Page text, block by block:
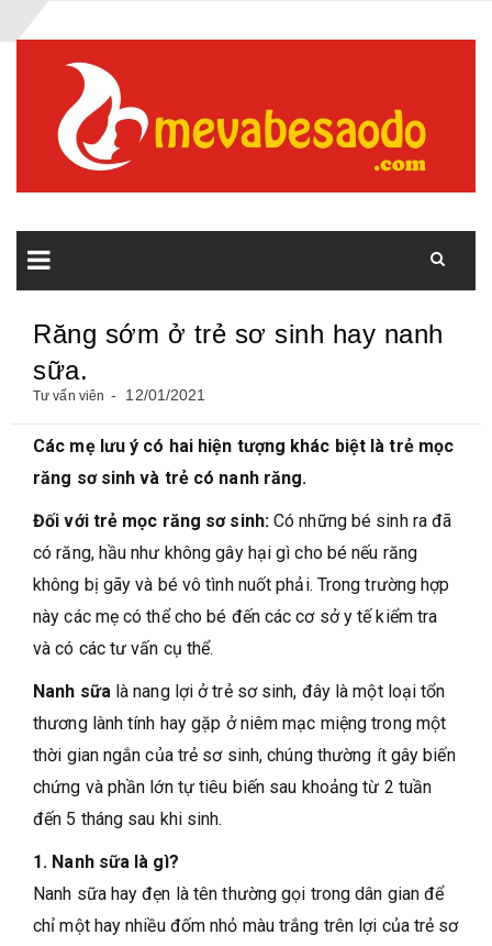
Răng sớm ở trẻ sơ sinh hay nanh
sữa.
Tư vấn viên 12/01/2021
Các mẹ lưu ý có hai hiện tượng khác biệt là trẻ mọc
răng sơ sinh và trẻ có nanh răng.
Đối với trẻ mọc răng sơ sinh:Có những bé sinh ra đã
có răng, hầu như không gây hại gì cho bé nếu răng
không bị gãy và bé vô tình nuốt phải. Trong trường hợp
này các mẹ có thể cho bé đến các cơ sở y tế kiểm tra
và có các tư vấn cụ thể.
Nanh sữalà nang lợi ở trẻ sơ sinh, đây là một loại tổn
thương lành tính hay gặp ở niêm mạc miệng trong một
thời gian ngắn của trẻ sơ sinh, chúng thường ít gây biến
chứng và phần lớn tự tiêu biến sau khoảng từ 2 tuần
đến 5 tháng sau khi sinh.
1. Nanh sữa là gì?
Nanh sữa hay đẹn là tên thường gọi trong dân gian để
chỉ một hay nhiều đốm nhỏ màu trắng trên lợi của trẻ sơ